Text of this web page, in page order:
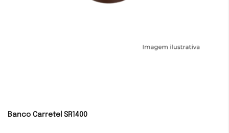
Banco Carretel SR1400